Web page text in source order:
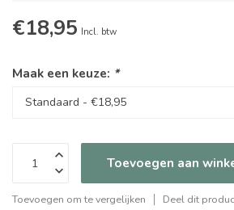
€18,95 Incl. btw
Maak een keuze: *
Toevoegen aan
Toevoegen om te vergelijken Deel dit